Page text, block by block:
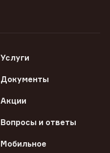
Услуги
Документы
Акции
Вопросы и ответы
Мобильное